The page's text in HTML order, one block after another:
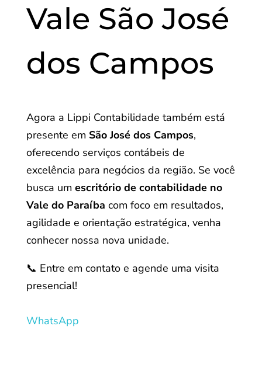
Vale São José
dos Campos
Agora a Lippi Contabilidade também está
presente em São José dos Campos,
oferecendo serviços contábeis de
excelência para negócios da região. Se você
busca um escritório de contabilidade no
Vale do Paraíba com foco em resultados,
agilidade e orientação estratégica, venha
conhecer nossa nova unidade.
📞 Entre em contato e agende uma visita
presencial!
WhatsApp